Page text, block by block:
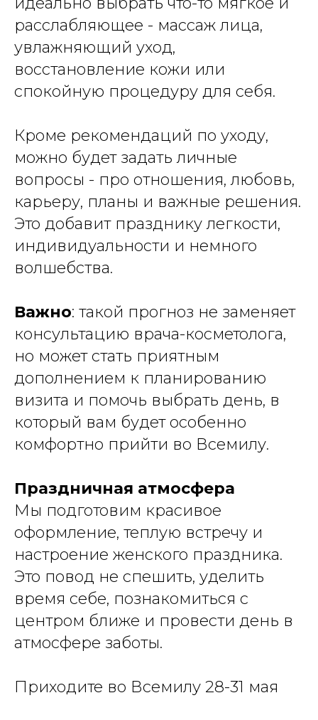
расслабляющее - массаж лица,
увлажняющий уход,
восстановление кожи или
спокойную процедуру для себя.
Кроме рекомендаций по уходу,
можно будет задать личные
вопросы - про отношения, любовь,
карьеру, планы и важные решения.
Это добавит празднику легкости,
индивидуальности и немного
волшебства.
Важно: такой прогноз не заменяет
консультацию врача-косметолога,
но может стать приятным
дополнением к планированию
визита и помочь выбрать день, в
который вам будет особенно
комфортно прийти во Всемилу.
Праздничная атмосфера
Мы подготовим красивое
оформление, теплую встречу и
настроение женского праздника.
Это повод не спешить, уделить
время себе, познакомиться с
центром ближе и провести день в
атмосфере заботы.
Приходите во Всемилу 28-31 мая